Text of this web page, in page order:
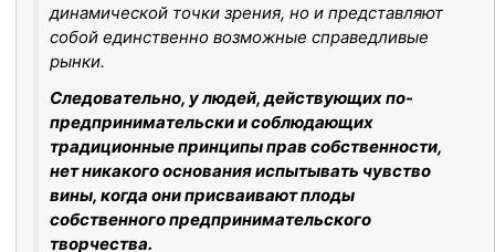
динамической точки зрения, но и представляют
собой единственно возможные справедливые
рынки.
Следовательно, у людей, действующих по-
предпринимательски и соблюдающих
традиционные принципы прав собственности,
нет никакого основания испытывать чувство
вины, когда они присваивают плоды
собственного предпринимательского
творчества.